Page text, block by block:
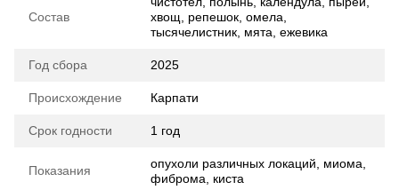
Состав
хвощ, репешок, омела,
тысячелистник, мята, ежевика
Год сбора 2025
Происхождение Карпати
Срок годности 1 год
Показания
опухоли различных локаций, миома,
фиброма, киста